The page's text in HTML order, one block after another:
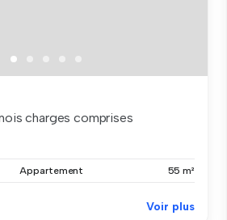
charges comprises
Appartement 55 m²
Voir plus